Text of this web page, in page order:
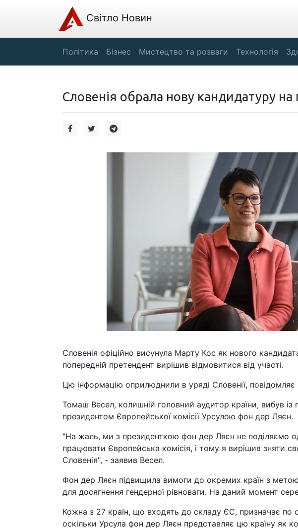
Світло Новин
Політика Бізнес Мистецтво та розваги Технологія
Словенія обрала нову кандидатуру на
Словенія офіційно висунула Марту Кос як нового
попередній претендент вирішив відмовитися від участі.
Цю інформацію оприлюднили в уряді Словенії,
Томаш Весел, колишній головний аудитор країни, вибув
президентом Європейської комісії Урсулою фон дер Ляєн.
"На жаль, ми з президенткою фон дер Ляєн не поділяємо
працювати Європейська комісія, і тому я вирішив зняти
Словенія", - заявив Весел.
Фон дер Ляєн підвищила вимоги до окремих країн з метою
для досягнення гендерної рівноваги. На даний момент
Кожна з 27 країн, що входять до складу ЄС, призначає по
оскільки Урсула фон дер Ляєн представляє цю країну як